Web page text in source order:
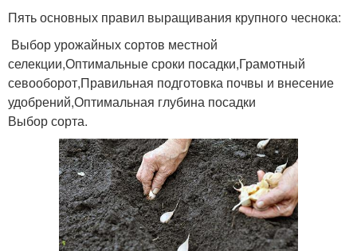
Пять основных правил выращивания крупного чеснока:
Выбор урожайных сортов местной
селекции,Оптимальные сроки посадки,Грамотный
севооборот,Правильная подготовка почвы и внесение
удобрений,Оптимальная глубина посадки
Выбор сорта.